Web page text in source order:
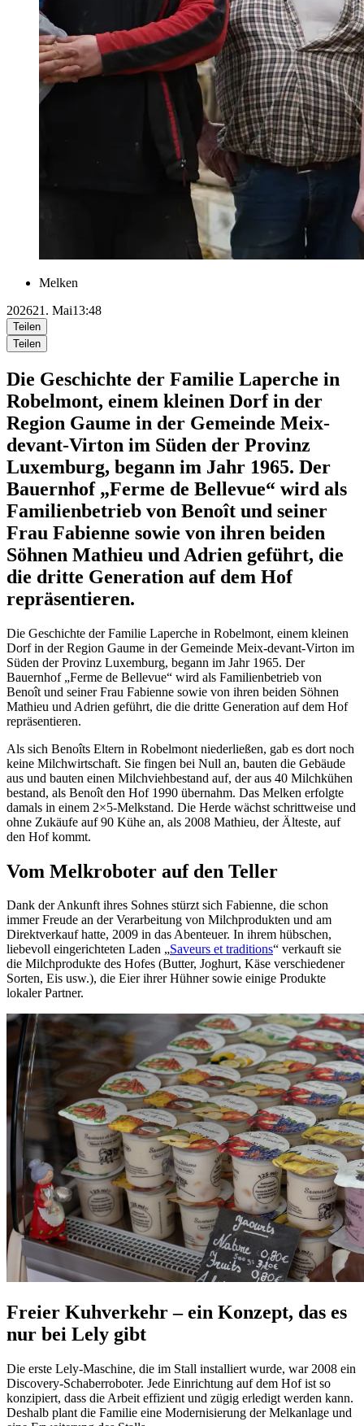
Melken
202621. Mai13:48
Teilen
Teilen
Die Geschichte der Familie Laperche in
Robelmont, einem kleinen Dorf in der
Region Gaume in der Gemeinde Meix-
devant-Virton im Süden der Provinz
Luxemburg, begann im Jahr 1965. Der
Bauernhof „Ferme de Bellevue“ wird als
Familienbetrieb von Benoît und seiner
Frau Fabienne sowie von ihren beiden
Söhnen Mathieu und Adrien geführt, die
die dritte Generation auf dem Hof
repräsentieren.
Die Geschichte der Familie Laperche in Robelmont, einem kleinen
Dorf in der Region Gaume in der Gemeinde Meix-devant-Virton im
Süden der Provinz Luxemburg, begann im Jahr 1965. Der
Bauernhof „Ferme de Bellevue“ wird als Familienbetrieb von
Benoît und seiner Frau Fabienne sowie von ihren beiden Söhnen
Mathieu und Adrien geführt, die die dritte Generation auf dem Hof
repräsentieren.
Als sich Benoîts Eltern in Robelmont niederließen, gab es dort noch
keine Milchwirtschaft. Sie fingen bei Null an, bauten die Gebäude
aus und bauten einen Milchviehbestand auf, der aus 40 Milchkühen
bestand, als Benoît den Hof 1990 übernahm. Das Melken erfolgte
damals in einem 2×5-Melkstand. Die Herde wächst schrittweise und
ohne Zukäufe auf 90 Kühe an, als 2008 Mathieu, der Älteste, auf
den Hof kommt.
Vom Melkroboter auf den Teller
Dank der Ankunft ihres Sohnes stürzt sich Fabienne, die schon
immer Freude an der Verarbeitung von Milchprodukten und am
Direktverkauf hatte, 2009 in das Abenteuer. In ihrem hübschen,
liebevoll eingerichteten Laden „Saveurs et traditions“ verkauft sie
die Milchprodukte des Hofes (Butter, Joghurt, Käse verschiedener
Sorten, Eis usw.), die Eier ihrer Hühner sowie einige Produkte
lokaler Partner.
Freier Kuhverkehr – ein Konzept, das es
nur bei Lely gibt
Die erste Lely-Maschine, die im Stall installiert wurde, war 2008 ein
Discovery-Schaberroboter. Jede Einrichtung auf dem Hof ist so
konzipiert, dass die Arbeit effizient und zügig erledigt werden kann.
Deshalb plant die Familie eine Modernisierung der Melkanlage und